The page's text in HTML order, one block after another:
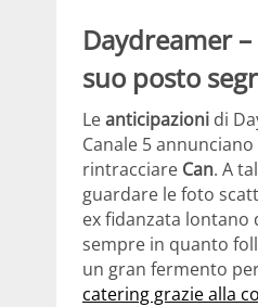
Daydreamer
suo posto
Leanticipazioni di
Canale 5
rintracciare Can. A
guardare le foto
ex fidanzata lontano
sempre in quanto
un gran fermento
catering grazie alla